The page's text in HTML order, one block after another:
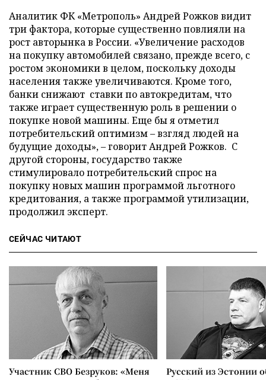
Аналитик ФК «Метрополь» Андрей Рожков видит
три фактора, которые существенно повлияли на
рост авторынка в России. «Увеличение расходов
на покупку автомобилей связано, прежде всего, с
ростом экономики в целом, поскольку доходы
населения также увеличиваются. Кроме того,
банки снижают ставки по автокредитам, что
также играет существенную роль в решении о
покупке новой машины. Еще бы я отметил
потребительский оптимизм – взгляд людей на
будущие доходы», – говорит Андрей Рожков. С
другой стороны, государство также
стимулировало потребительский спрос на
покупку новых машин программой льготного
кредитования, а также программой утилизации,
продолжил эксперт.
СЕЙЧАС ЧИТАЮТ
Участник СВО Безруков: «Меня
Русский из Эстонии